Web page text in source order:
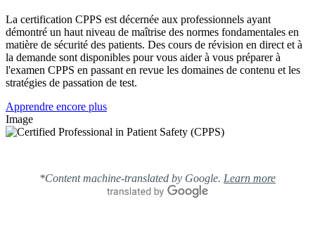
La certification CPPS est décernée aux professionnels ayant
démontré un haut niveau de maîtrise des normes fondamentales en
matière de sécurité des patients. Des cours de révision en direct et à
la demande sont disponibles pour vous aider à vous préparer à
l'examen CPPS en passant en revue les domaines de contenu et les
stratégies de passation de test.
Apprendre encore plus
Image
*Content machine-translated by Google. Learn more